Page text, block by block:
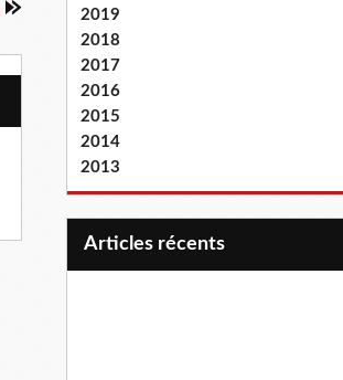
2019
2018
2017
2016
2015
2014
2013
articles récents